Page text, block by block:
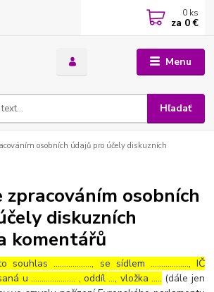
Menu
Hľadať
0 ks
za 0 €
osobních údajů pro účely diskuzních
zpracováním osobních
diskuzních
komentářů
souhlas ……………..., se sídlem ………………, IČ
u ………………… , oddíl …, vložka ….. (dále jen